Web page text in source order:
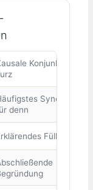
Konjunktion,
Synonym
denn
Füllwort